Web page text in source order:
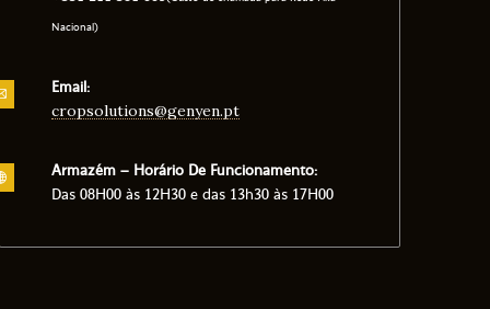
Nacional)
Email:
cropsolutions@genyen.pt
Armazém – Horário De Funcionamento:
Das 08H00 às 12H30 e das 13h30 às 17H00